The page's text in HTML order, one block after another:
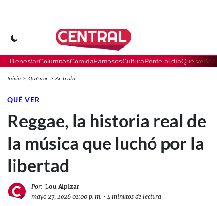
BienestarColumnasComidaFamososCulturaPonte al díaQué ver
Inicio Qué ver Artículo
QUÉ VER
Reggae, la historia real de
la música que luchó por la
libertad
Por: Lou Alpizar
mayo 27, 2026 02:00 p. m. • 4 minutos de lectura